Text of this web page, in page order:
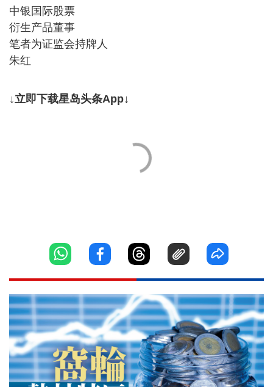
中银国际股票
衍生产品董事
笔者为证监会持牌人
朱红
↓立即下载星岛头条App↓